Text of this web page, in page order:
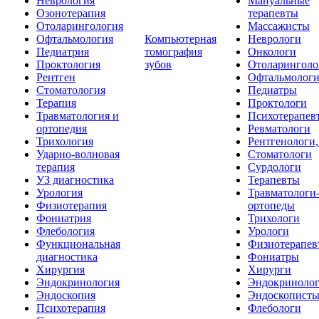
Озонотерапия
Отоларингология
Офтальмология
Педиатрия
Проктология
Рентген
Стоматология
Терапия
Травматология и
ортопедия
Трихология
Ударно-волновая
терапия
УЗ диагностика
Урология
Физиотерапия
Фониатрия
Флебология
Функциональная
диагностика
Хирургия
Эндокринология
Эндоскопия
Психотерапия
Компьютерная
томография
зубов
терапевты
Массажисты
Неврологи
Онкологи
Офтальмологи
Педиатры
Проктологи
Ревматологи
Стоматологи
Сурдологи
Терапевты
Травматологи-
ортопеды
Трихологи
Урологи
Фониатры
Хирурги
Эндоскописты
Флебологи